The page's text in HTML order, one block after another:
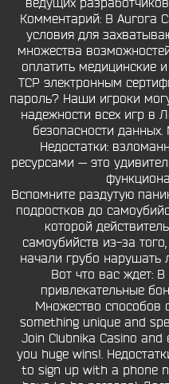
ведущих
Комментарий: В Aurora
условия для
множества
оплатить медицинские
ТСР электронным
пароль? Наши игроки
надежности всех игр в
безопасности
Недостатки:
ресурсами — это
Вспомните раздутую
подростков до
которой
самоубийств из-за
начали грубо нарушать
Вот что вас ждет:
привлекательные
Множество способов
something unique and
Join Clubnika Casino
you huge wins!.
to sign up with a phone